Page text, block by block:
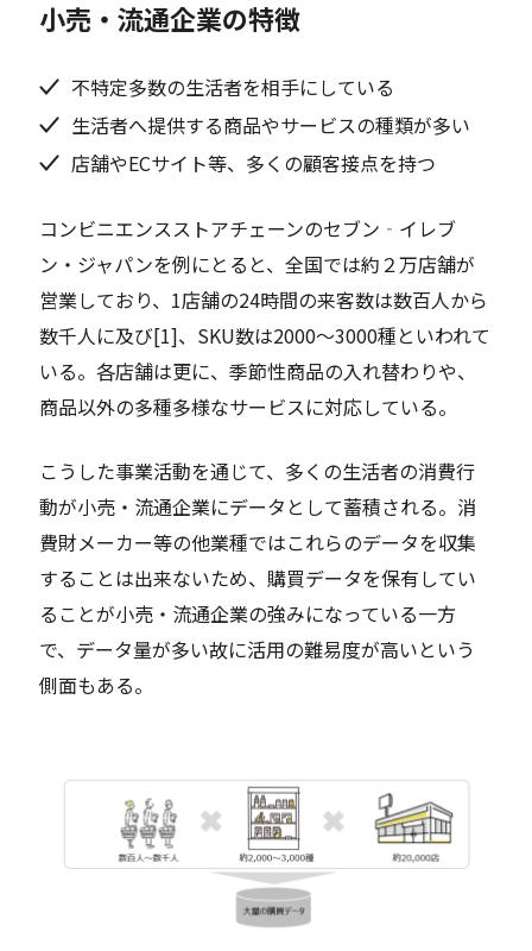
小売・流通企業の特徴
不特定多数の生活者を相手にしている
生活者へ提供する商品やサービスの種類が多い
店舗やECサイト等、多くの顧客接点を持つ
コンビニエンスストアチェーンのセブン‐イレブ
ン・ジャパンを例にとると、全国では約２万店舗が
営業しており、1店舗の24時間の来客数は数百人から
数千人に及び[1]、SKU数は2000～3000種といわれて
いる。各店舗は更に、季節性商品の入れ替わりや、
商品以外の多種多様なサービスに対応している。
こうした事業活動を通じて、多くの生活者の消費行
動が小売・流通企業にデータとして蓄積される。消
費財メーカー等の他業種ではこれらのデータを収集
することは出来ないため、購買データを保有してい
ることが小売・流通企業の強みになっている一方
で、データ量が多い故に活用の難易度が高いという
側面もある。